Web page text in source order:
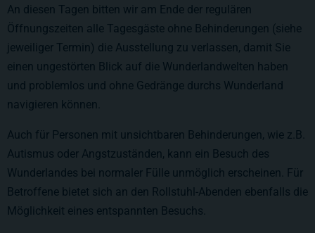
An diesen Tagen bitten wir am Ende der regulären
Öffnungszeiten alle Tagesgäste ohne Behinderungen (siehe
jeweiliger Termin) die Ausstellung zu verlassen, damit Sie
einen ungestörten Blick auf die Wunderlandwelten haben
und problemlos und ohne Gedränge durchs Wunderland
navigieren können.
Auch für Personen mit unsichtbaren Behinderungen, wie z.B.
Autismus oder Angstzuständen, kann ein Besuch des
Wunderlandes bei normaler Fülle unmöglich erscheinen. Für
Betroffene bietet sich an den Rollstuhl-Abenden ebenfalls die
Möglichkeit eines entspannten Besuchs.